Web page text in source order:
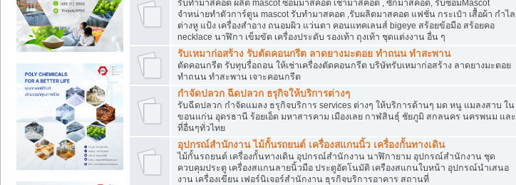
รับทำมาสคอต ผลิต mascot ซ่อมมาสคอต เช่ามาสคอต , ซักมาสคอต, รับซ่อมMascot
จำหน่ายทำตัวการ์ตูน mascot รับทำมาสคอต ,รับผลิตมาสคอต แฟชั่น กระเป๋า เสื้อผ้า กำไล
ต่างหู แป้ง เครื่องสำอาง ถนอมผิว แว่นตา คอนแทคเลนส์ bigeye สร้อยข้อมือ สร้อยคอ
necklace นาฬิกา เข็มขัด เครื่องประดับ รองเท้า ถุงเท้า ชุดแต่งงาน อื่น ๆ
รับเหมาก่อสร้าง รับตัดคอนกรีต ลาดยางมะตอย ทำถนน ทำสะพาน
ตัดคอนกรีต รับทุบรื่อถอน ให้เช่าเครื่องตัดคอนกรีต บริษัทรับเหมาก่อสร้าง ลาดยางมะตอย
ทำถนน ทำสะพาน เจาะคอนกรีต
กำจัดปลวก ฉีดปลวก ธรุกิจให้บริการต่างๆ
รับฉีดปลวก กำจัดแมลง ธรุกิจบริการ services ต่างๆ ให้บริการด้านๆ มด หนู แมลงสาบ ใน
ขอนแก่น อุดรธานี ร้อยเอ็ด มหาสารคาม เมืองเลย กาฬสินธุ์ ชัยภูมิ สกลนคร นครพนม และ
ที่อื่นๆทั่วไทย
อุปกรณ์สำนักงาน ไม้กั้นรถยนต์ เครื่องสแกนนิ้ว เครื่องกั้นทางเดิน
ไม้กั้นรถยนต์ เครื่องกั้นทางเดิน อุปกรณ์สำนักงาน นาฬิกายาม อุปกรณ์สำนักงาน ชุด
ควบคุมประตู เครื่องสแกนลายนิ้วมือ ประตูอัตโนมัติ เครืองสแกนใบหน้า อุปกรณ์นำเสนอ
งาน เครื่องเขียน เฟอร์นิเจอร์สำนักงาน ธุรกิจบริการอาคาร สถานที่